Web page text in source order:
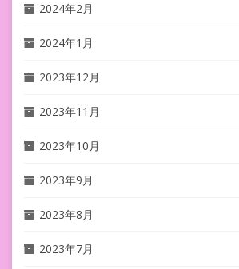
2024年2月
2024年1月
2023年12月
2023年11月
2023年10月
2023年9月
2023年8月
2023年7月